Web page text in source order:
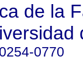
de la
0254-0770